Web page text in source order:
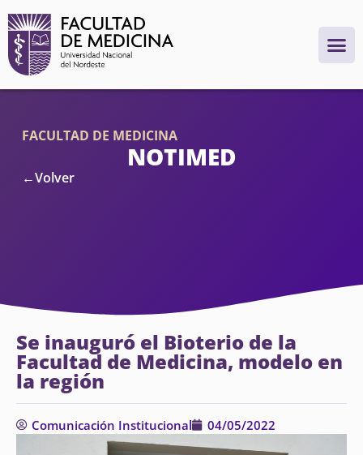
FACULTAD DE MEDICINA
NOTIMED
←Volver
Se inauguró el Bioterio de la
Facultad de Medicina, modelo en
la región
Comunicación Institucional 04/05/2022